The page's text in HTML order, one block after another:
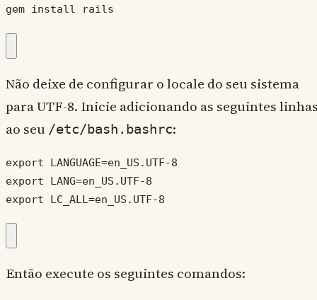
gem install rails
Não deixe de configurar o locale do seu sistema
para UTF-8. Inicie adicionando as seguintes
ao seu /etc/bash.bashrc:
export LANGUAGE=en_US.UTF-8
export LANG=en_US.UTF-8
export LC_ALL=en_US.UTF-8
Então execute os seguintes comandos: